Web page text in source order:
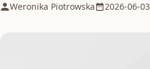
Weronika Piotrowska 2026-06-03